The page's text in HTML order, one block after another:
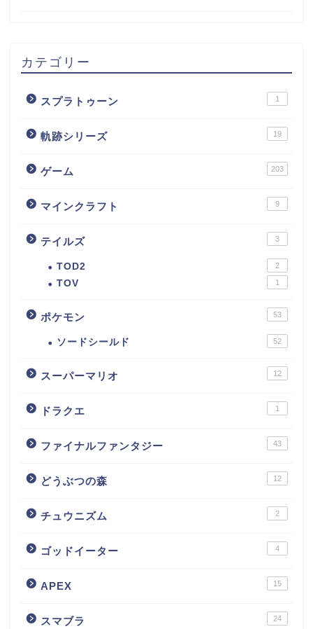
カテゴリー
スプラトゥーン 1
軌跡シリーズ 19
ゲーム 203
マインクラフト 9
テイルズ 3
TOD2 2
TOV 1
ポケモン 53
ソードシールド 52
スーパーマリオ 12
ドラクエ 1
ファイナルファンタジー 43
どうぶつの森 12
チュウニズム 2
ゴッドイーター 4
APEX 15
スマブラ 24